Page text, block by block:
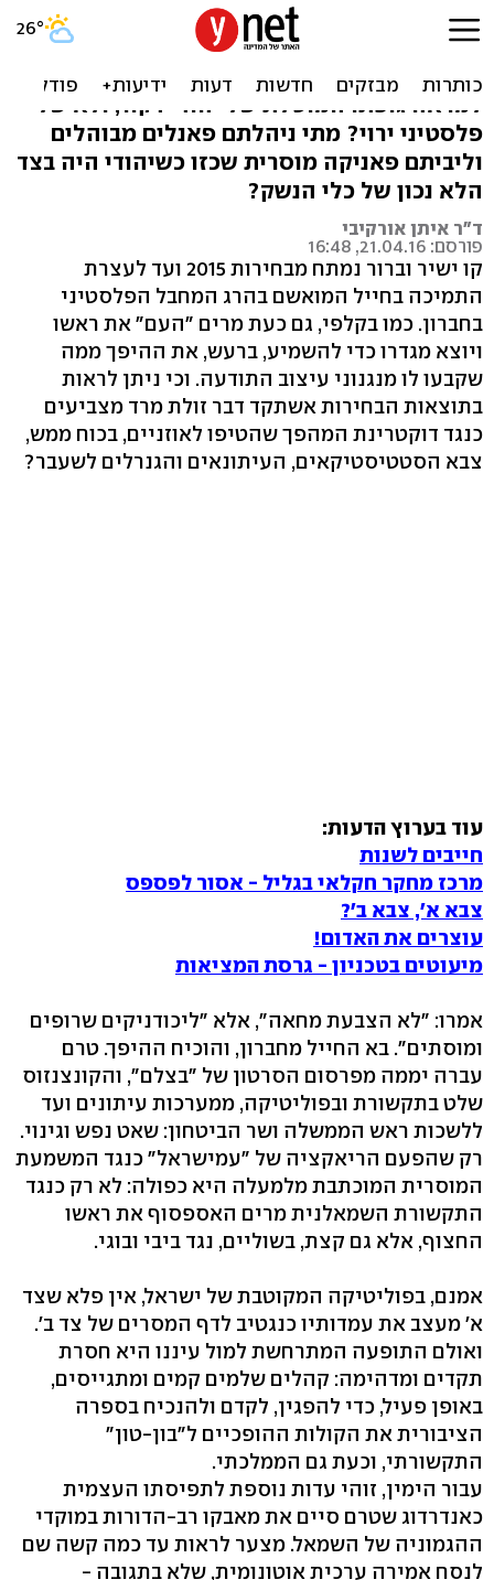
ה"אני מאשים" של האספסוף
מתי בפעם האחרונה נמלאתם זעם קדוש כל כך
למראה גופתו המוטלת של יהודי דקור, ולא של
פלסטיני ירוי? מתי ניהלתם פאנלים מבוהלים
וליביתם פאניקה מוסרית שכזו כשיהודי היה בצד
הלא נכון של כלי הנשק?
ד"ר איתן אורקיבי
פורסם: 21.04.16, 16:48
קו ישיר וברור נמתח מבחירות 2015 ועד לעצרת
התמיכה בחייל המואשם בהרג המחבל הפלסטיני
בחברון. כמו בקלפי, גם כעת מרים "העם" את ראשו
ויוצא מגדרו כדי להשמיע, ברעש, את ההיפך ממה
שקבעו לו מנגנוני עיצוב התודעה. וכי ניתן לראות
בתוצאות הבחירות אשתקד דבר זולת מרד מצביעים
כנגד דוקטרינת המהפך שהטיפו לאוזניים, בכוח ממש,
צבא הסטטיסטיקאים, העיתונאים והגנרלים לשעבר?
עוד בערוץ הדעות:
חייבים לשנות
מרכז מחקר חקלאי בגליל - אסור לפספס
צבא א', צבא ב'?
עוצרים את האדום!
מיעוטים בטכניון - גרסת המציאות
אמרו: "לא הצבעת מחאה", אלא "ליכודניקים שרופים
ומוסתים". בא החייל מחברון, והוכיח ההיפך. טרם
עברה יממה מפרסום הסרטון של "בצלם", והקונצנזוס
שלט בתקשורת ובפוליטיקה, ממערכות עיתונים ועד
ללשכות ראש הממשלה ושר הביטחון: שאט נפש וגינוי.
רק שהפעם הריאקציה של "עמישראל" כנגד המשמעת
המוסרית המוכתבת מלמעלה היא כפולה: לא רק כנגד
התקשורת השמאלנית מרים האספסוף את ראשו
החצוף, אלא גם קצת, בשוליים, נגד ביבי ובוגי.
אמנם, בפוליטיקה המקוטבת של ישראל, אין פלא שצד
א' מעצב את עמדותיו כנגטיב לדף המסרים של צד ב'.
ואולם התופעה המתרחשת למול עיננו היא חסרת
תקדים ומדהימה: קהלים שלמים קמים ומתגייסים,
באופן פעיל, כדי להפגין, לקדם ולהנכיח בספרה
הציבורית את הקולות ההופכיים ל"בון-טון"
התקשורתי, וכעת גם הממלכתי.
עבור הימין, זוהי עדות נוספת לתפיסתו העצמית
כאנדרדוג שטרם סיים את מאבקו רב-הדורות במוקדי
ההגמוניה של השמאל. מצער לראות עד כמה קשה שם
לנסח אמירה ערכית אוטונומית, שלא בתגובה -